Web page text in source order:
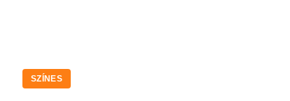
SZÍNES